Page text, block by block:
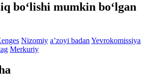
bo‘lishi mumkin bo‘lgan
Nizomiy aʼzoyi badan Yevrokomissiya
Merkuriy